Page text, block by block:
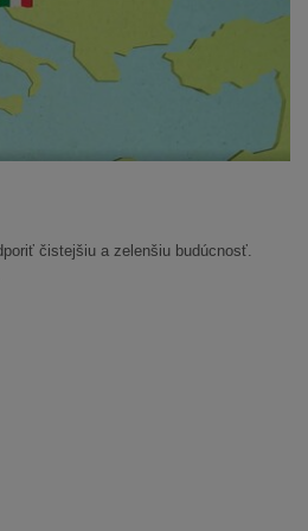
čistejšiu a zelenšiu budúcnosť.